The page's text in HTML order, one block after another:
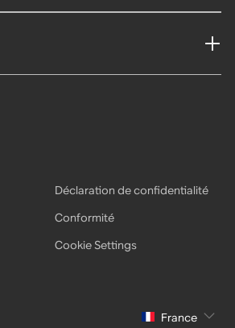
Déclaration de confidentialité
Conformité
Cookie Settings
France